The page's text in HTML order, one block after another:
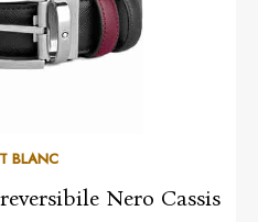
BLANC
Nero Cassis